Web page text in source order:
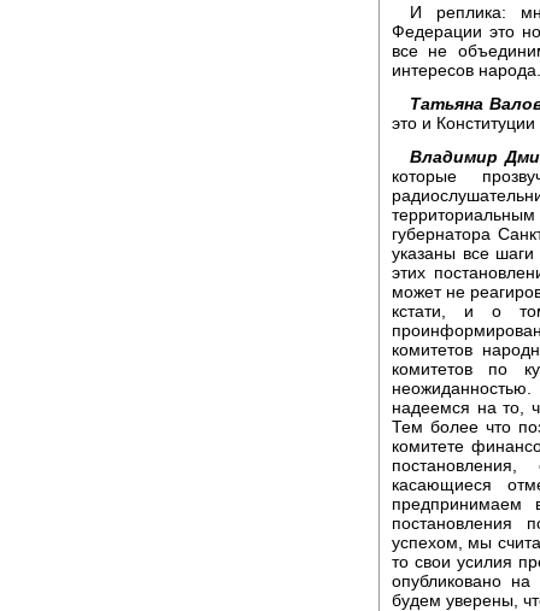
И реплика:
Федерации это
все не
интересов народа.
Татьяна
это и
Владимир
которые
губернатора
указаны все
этих
может не
кстати, и о
комитетов
комитетов по
надеемся на то,
Тем более что
комитете
касающиеся
постановления
успехом, мы
то свои усилия
опубликовано на
будем уверены,